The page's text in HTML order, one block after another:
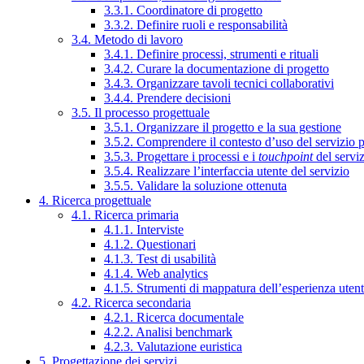
3.3.1. Coordinatore di progetto
3.3.2. Definire ruoli e responsabilità
3.4. Metodo di lavoro
3.4.1. Definire processi, strumenti e rituali
3.4.2. Curare la documentazione di progetto
3.4.3. Organizzare tavoli tecnici collaborativi
3.4.4. Prendere decisioni
3.5. Il processo progettuale
3.5.1. Organizzare il progetto e la sua gestione
3.5.2. Comprendere il contesto d’uso del servizio
3.5.3. Progettare i processi e i touchpointdel
3.5.4. Realizzare l’interfaccia utente del servizio
3.5.5. Validare la soluzione ottenuta
4. Ricerca progettuale
4.1. Ricerca primaria
4.1.1. Interviste
4.1.2. Questionari
4.1.3. Test di usabilità
4.1.4. Web analytics
4.1.5. Strumenti di mappatura dell’esperienza
4.2. Ricerca secondaria
4.2.1. Ricerca documentale
4.2.2. Analisi benchmark
4.2.3. Valutazione euristica
5. Progettazione dei servizi